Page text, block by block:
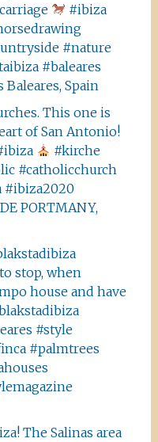
#ibiza
#nature
#baleares
Baleares, Spain
This one is
of San Antonio!
#kirche
#catholicchurch
#ibiza2020
PORTMANY,
stop, when
house and have
#style
#palmtrees
The Salinas area